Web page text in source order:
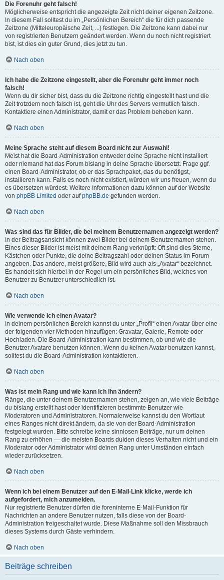
Die Forenuhr geht falsch!
Möglicherweise entspricht die angezeigte Zeit nicht deiner eigenen Zeitzone.
In diesem Fall solltest du im „Persönlichen Bereich“ die für dich passende
Zeitzone (Mitteleuropäische Zeit, ...) festlegen. Die Zeitzone kann dabei nur
von registrierten Benutzern geändert werden. Wenn du noch nicht registriert
bist, ist dies ein guter Grund, dies jetzt zu tun.
Nach oben
Ich habe die Zeitzone eingestellt, aber die Forenuhr geht immer noch
falsch!
Wenn du dir sicher bist, dass du die Zeitzone richtig eingestellt hast und die
Zeit trotzdem noch falsch ist, geht die Uhr des Servers vermutlich falsch.
Kontaktiere einen Administrator, damit er das Problem beheben kann.
Nach oben
Meine Sprache steht auf diesem Board nicht zur Auswahl!
Meist hat die Board-Administration entweder deine Sprache nicht installiert
oder niemand hat das Forum bislang in deine Sprache übersetzt. Frage ggf.
einen Board-Administrator, ob er das Sprachpaket, das du benötigst,
installieren kann. Falls es noch nicht existiert, würden wir uns freuen, wenn du
es übersetzen würdest. Weitere Informationen dazu können auf der Website
von phpBB Limited oder aufphpBB.de gefunden werden.
Nach oben
Was sind das für Bilder, die bei meinem Benutzernamen angezeigt werden?
In der Beitragsansicht können zwei Bilder bei deinem Benutzernamen stehen.
Eines dieser Bilder ist meist mit deinem Rang verknüpft: Oft sind dies Sterne,
Kästchen oder Punkte, die deine Beitragszahl oder deinen Status im Forum
angeben. Das andere, meist größere, Bild wird auch als „Avatar“ bezeichnet.
Es handelt sich hierbei in der Regel um ein persönliches Bild, welches von
Benutzer zu Benutzer unterschiedlich ist.
Nach oben
Wie verwende ich einen Avatar?
In deinem persönlichen Bereich kannst du unter „Profil“ einen Avatar über eine
der folgenden vier Methoden hinzufügen: Gravatar, Galerie, Remote oder
Hochladen. Die Board-Administration kann bestimmen, ob und wie die
Benutzer Avatare benutzen können. Wenn du keinen Avatar benutzen kannst,
solltest du die Board-Administration kontaktieren.
Nach oben
Was ist mein Rang und wie kann ich ihn ändern?
Ränge, die unter deinem Benutzernamen stehen, zeigen an, wie viele Beiträge
du bislang erstellt hast oder identifizieren bestimmte Benutzer wie
Moderatoren und Administratoren. Normalerweise kannst du den Wortlaut
eines Ranges nicht direkt ändern, da sie von der Board-Administration
festgelegt wurden. Bitte schreibe keine sinnlosen Beiträge, nur um deinen
Rang zu erhöhen — die meisten Boards dulden dieses Verhalten nicht und ein
Moderator oder Administrator wird deinen Rang unter Umständen einfach
wieder zurücksetzen.
Nach oben
Wenn ich bei einem Benutzer auf den E-Mail-Link klicke, werde ich
aufgefordert, mich anzumelden.
Nur registrierte Benutzer dürfen die foreninterne E-Mail-Funktion für
Nachrichten an andere Benutzer nutzen, falls diese von der Board-
Administration freigeschaltet wurde. Diese Maßnahme soll den Missbrauch
dieses Systems durch Gäste verhindern.
Nach oben
Beiträge schreiben